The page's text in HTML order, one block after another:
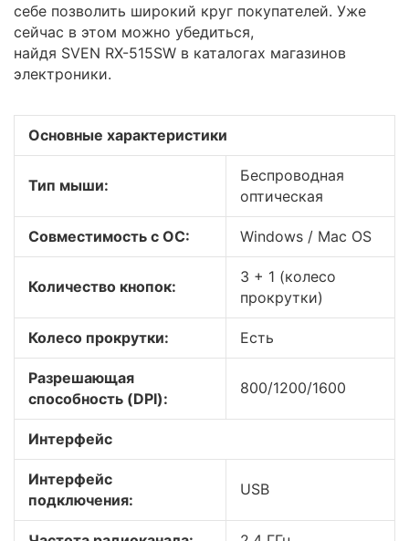
себе позволить широкий круг покупателей. Уже
сейчас в этом можно убедиться,
найдя SVEN RX-515SW в каталогах магазинов
электроники.
Основные характеристики
Тип мыши:
Беспроводная
оптическая
Совместимость с ОС: Windows / Mac OS
Количество кнопок:
3 + 1 (колесо
прокрутки)
Колесо прокрутки: Есть
Разрешающая
способность (DPI):
800/1200/1600
Интерфейс
Интерфейс
подключения:
USB